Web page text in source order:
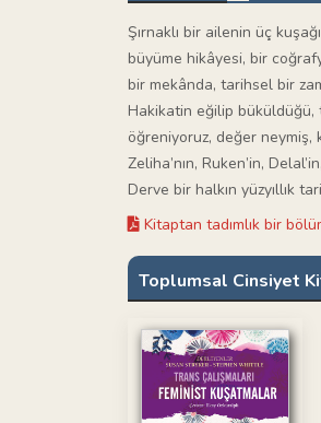
Şırnaklı bir ailenin üç
büyüme hikâyesi, bir
bir mekânda, tarihsel bir
Hakikatin eğilip büküldüğü,
öğreniyoruz, değer neymiş,
Zeliha’nın, Ruken’in,
Derve bir halkın yüzyıllık
Kitaptan tadımlık bir
Toplumsal Cinsiyet